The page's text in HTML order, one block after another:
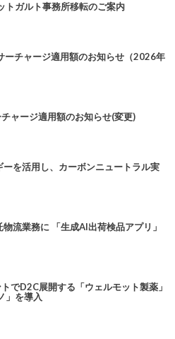
トガルト事務所移転のご案内
ーチャージ適用額のお知らせ（2026年
ャージ適用額のお知らせ(変更)
を活用し、カーボンニュートラル実
流業務に 「生成AI出荷検品アプリ」
でD2C展開する「ウェルモット製薬」
」を導入